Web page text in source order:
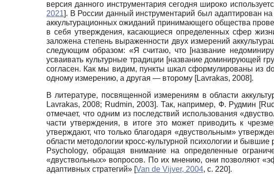
версия данного инструментария сегодня широко
2021]. В России данный инструментарий был адаптирован
аккультурационных ожиданий принимающего общества
в себя утверждения, касающиеся определенных сфер
заложена степень выраженности двух измерений
следующим образом: «Я считаю, что [название
усваивать культурные традиции [название доминирующей
согласен. Как мы видим, пункты шкал сформулированы из
одному измерению, а другая — второму [Lavrakas, 2008].
В литературе, посвященной измерениям в области
Lavrakas, 2008; Rudmin, 2003]. Так, например, Ф. Рудмин [
отмечает, что одним из последствий использования
части утверждения, в итоге это может приводить к
утверждают, что только благодаря «двуствольным»
области методологии кросс-культурной психологии и
Psychology, обращая внимание на определенные
«двуствольных» вопросов. По их мнению, они позволяют
адаптивных стратегий» [Van de Vijver, 2004, c. 220].